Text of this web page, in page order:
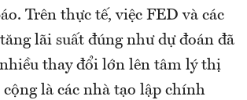
Trên thực tế, việc FED và các
lãi suất đúng như dự đoán đã
thay đổi lớn lên tâm lý thị
là các nhà tạo lập chính